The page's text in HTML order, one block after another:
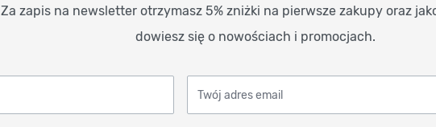
Za zapis na newsletter otrzymasz 5% zniżki na pierwsze zakupy oraz
dowiesz się o nowościach i promocjach.